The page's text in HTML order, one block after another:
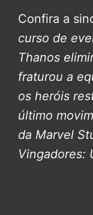
Confira a
curso de
Thanos
fraturou a
os heróis
último
da Marvel
Vingadores: